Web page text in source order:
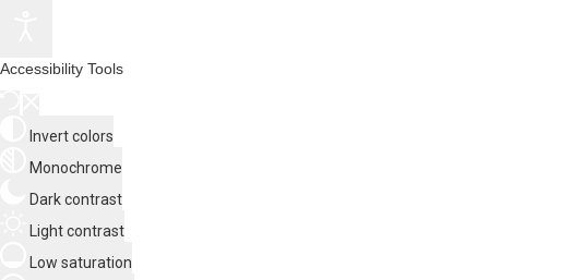
Accessibility Tools
Invert colors
Monochrome
Dark contrast
Light contrast
Low saturation